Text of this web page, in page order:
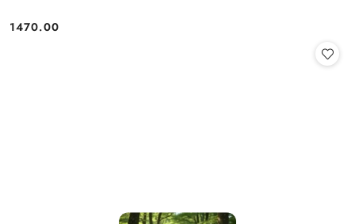
Cena:
1470.00